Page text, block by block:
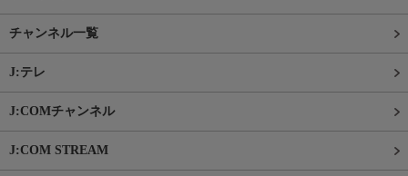
チャンネル一覧
J:テレ
J:COMチャンネル
J:COM STREAM